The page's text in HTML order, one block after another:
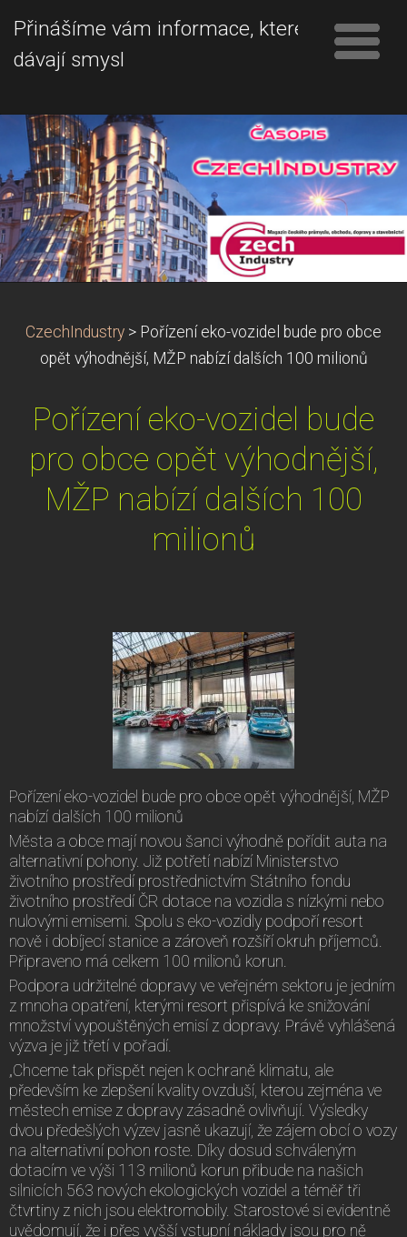
Přinášíme vám informace, které
dávají smysl
CzechIndustry > Pořízení eko-vozidel bude pro obce
opět výhodnější, MŽP nabízí dalších 100 milionů
Pořízení eko-vozidel bude
pro obce opět výhodnější,
MŽP nabízí dalších 100
milionů
Pořízení eko-vozidel bude pro obce opět výhodnější, MŽP
nabízí dalších 100 milionů
Města a obce mají novou šanci výhodně pořídit auta na
alternativní pohony. Již potřetí nabízí Ministerstvo
životního prostředí prostřednictvím Státního fondu
životního prostředí ČR dotace na vozidla s nízkými nebo
nulovými emisemi. Spolu s eko-vozidly podpoří resort
nově i dobíjecí stanice a zároveň rozšíří okruh příjemců.
Připraveno má celkem 100 milionů korun.
Podpora udržitelné dopravy ve veřejném sektoru je jedním
z mnoha opatření, kterými resort přispívá ke snižování
množství vypouštěných emisí z dopravy. Právě vyhlášená
výzva je již třetí v pořadí.
„Chceme tak přispět nejen k ochraně klimatu, ale
především ke zlepšení kvality ovzduší, kterou zejména ve
městech emise z dopravy zásadně ovlivňují. Výsledky
dvou předešlých výzev jasně ukazují, že zájem obcí o vozy
na alternativní pohon roste. Díky dosud schváleným
dotacím ve výši 113 milionů korun přibude na našich
silnicích 563 nových ekologických vozidel a téměř tři
čtvrtiny z nich jsou elektromobily. Starostové si evidentně
uvědomují, že i přes vyšší vstupní náklady jsou pro ně